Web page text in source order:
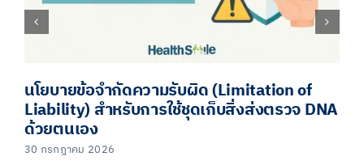
นโยบายข้อจำกัดความรับผิด (Limitation of
Liability) สำหรับการใช้ชุดเก็บสิ่งส่งตรวจ DNA
ด้วยตนเอง
30 กรกฎาคม 2026